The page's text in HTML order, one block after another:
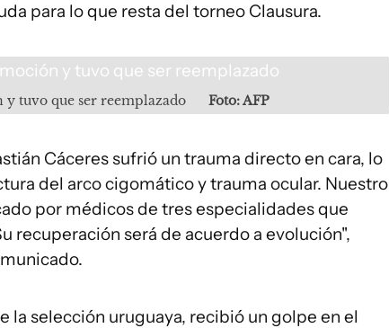
para lo que resta del torneo Clausura.
y tuvo que ser reemplazado Foto: AFP
Cáceres sufrió un trauma directo en cara, lo
del arco cigomático y trauma ocular. Nuestro
por médicos de tres especialidades que
recuperación será de acuerdo a evolución",
la selección uruguaya, recibió un golpe en el